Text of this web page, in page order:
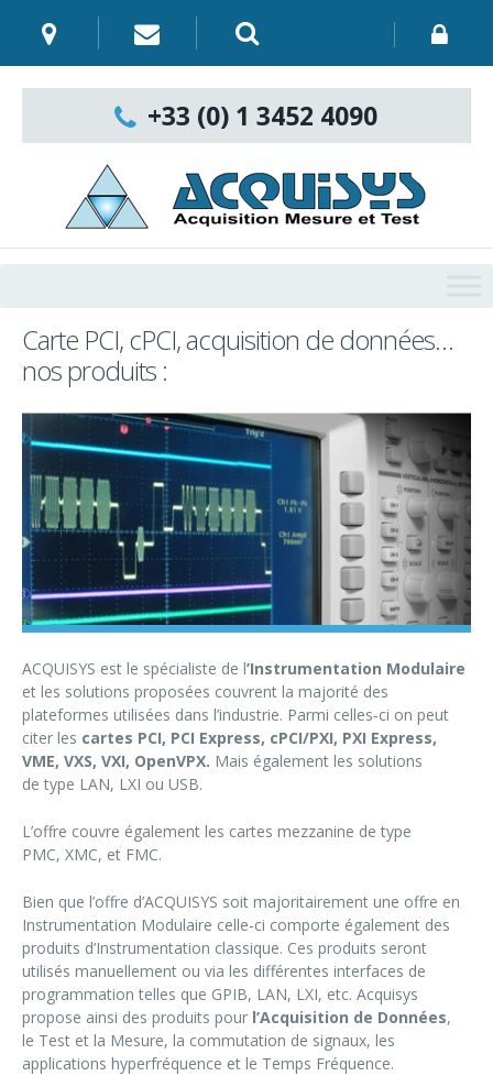
+33 (0) 1 3452 4090
Carte PCI, cPCI, acquisition de données…
nos produits :
ACQUISYS est le spécialiste de l’Instrumentation Modulaire
et les solutions proposées couvrent la majorité des
plateformes utilisées dans l’industrie. Parmi celles‐ci on peut
citer les cartes PCI, PCI Express, cPCI/PXI, PXI Express,
VME, VXS, VXI, OpenVPX. Mais également les solutions
de type LAN, LXI ou USB.
L’offre couvre également les cartes mezzanine de type
PMC, XMC, et FMC.
Bien que l’offre d’ACQUISYS soit majoritairement une offre en
Instrumentation Modulaire celle-ci comporte également des
produits d’Instrumentation classique. Ces produits seront
utilisés manuellement ou via les différentes interfaces de
programmation telles que GPIB, LAN, LXI, etc. Acquisys
propose ainsi des produits pour l’Acquisition de Données,
le Test et la Mesure, la commutation de signaux, les
applications hyperfréquence et le Temps Fréquence.